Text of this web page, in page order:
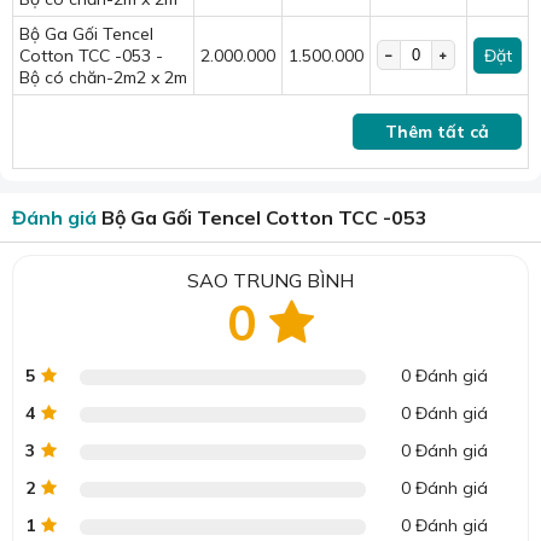
Bộ Ga Gối Tencel
Cotton TCC -053 -
Bộ có chăn-2m2 x 2m
2.000.000 1.500.000 Đặt
Thêm tất cả
Đánh giá Bộ Ga Gối Tencel Cotton TCC -053
SAO TRUNG BÌNH
0
5
0 Đánh giá
4
0 Đánh giá
3
0 Đánh giá
2
0 Đánh giá
1
0 Đánh giá